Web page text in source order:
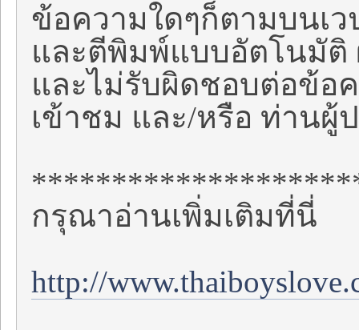
ข้อความใดๆก็ตามบนเ
และตีพิมพ์แบบอัตโนมัติ
และไม่รับผิดชอบต่อข้
เข้าชม และ/หรือ ท่านผู้
กรุณาอ่านเพิ่มเติมที่นี่
http://